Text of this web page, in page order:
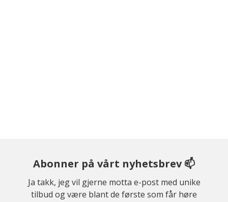
Abonner på vårt nyhetsbrev 📫
Ja takk, jeg vil gjerne motta e-post med unike
tilbud og være blant de første som får høre